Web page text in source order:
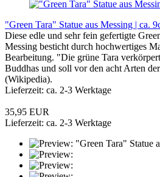
"Green Tara" Statue aus Messing | ca.
Diese edle und sehr fein gefertigte
Messing besticht durch hochwertiges
Bearbeitung. "Die grüne Tara
Buddhas und soll vor den acht Arten
(Wikipedia).
Lieferzeit: ca. 2-3 Werktage
35,95 EUR
Lieferzeit: ca. 2-3 Werktage